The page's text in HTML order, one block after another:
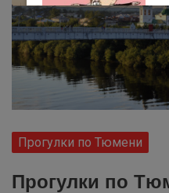
Прогулки по Тюмени
Прогулки по